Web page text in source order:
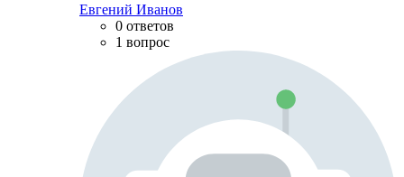
Евгений Иванов
0 ответов
1 вопрос